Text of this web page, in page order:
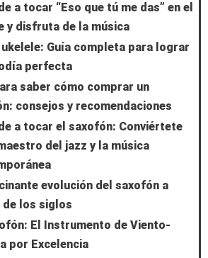
a tocar “Eso que tú me das” en el
y disfruta de la música
Guía completa para lograr
perfecta
saber cómo comprar un
consejos y recomendaciones
a tocar el saxofón: Conviértete
del jazz y la música
evolución del saxofón a
de los siglos
El Instrumento de Viento-
por Excelencia